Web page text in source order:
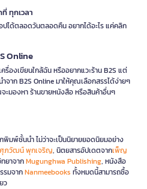
ทุกเวลา
ได้ตลอดวันตลอดคืน อยากได้อะไร แค่คลิก
Online
องเขียนใกล้ฉัน หรืออยากแวะร้าน B2S แต่
ำจาก B2S Online มาให้คุณเลือกสรรได้ง่ายๆ
มองหา ร้านขายหนังสือ หรือสินค้าอื่นๆ
พิมพ์ชั้นนำ ไม่ว่าจะเป็นนิยายยอดนิยมอย่าง
ภวัฒน์ พุกเจริญ, นิตยสารอัปเดตจากเพ็ญ
ยาจากMugunghwa Publishing, หนังสือ
รมจากNanmeebooks ทั้งหมดนี้สามารถซื้อ
ว